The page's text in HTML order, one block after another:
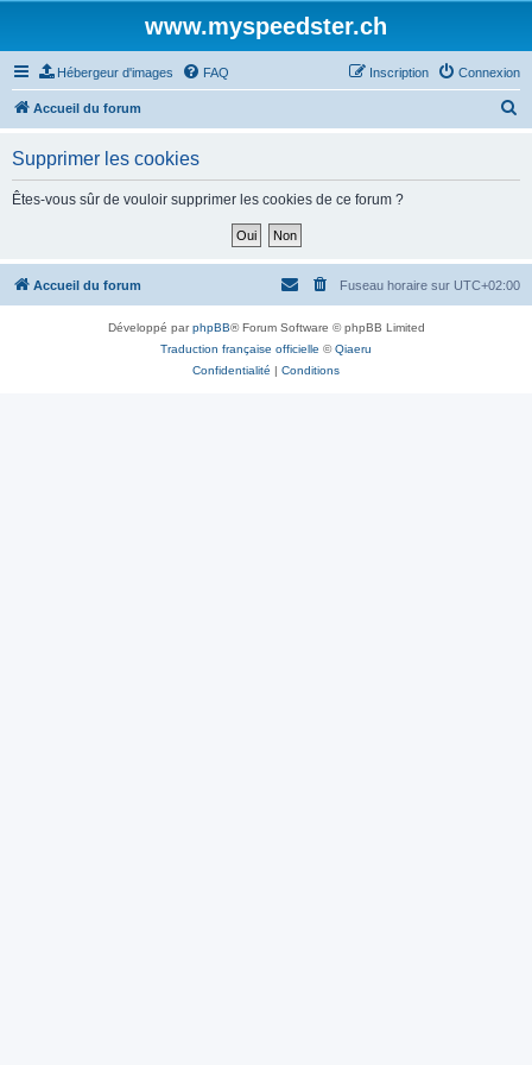
www.myspeedster.ch
Hébergeur d'images FAQ Connexion
Inscription
Accueil du forum
h
Supprimer les cookies
Êtes-vous sûr de vouloir supprimer les cookies de ce forum ?
Accueil du forum Fuseau horaire sur UTC+02:00
Développé parphpBB® Forum Software © phpBB Limited
Traduction française officielle ©Qiaeru
Confidentialité | Conditions